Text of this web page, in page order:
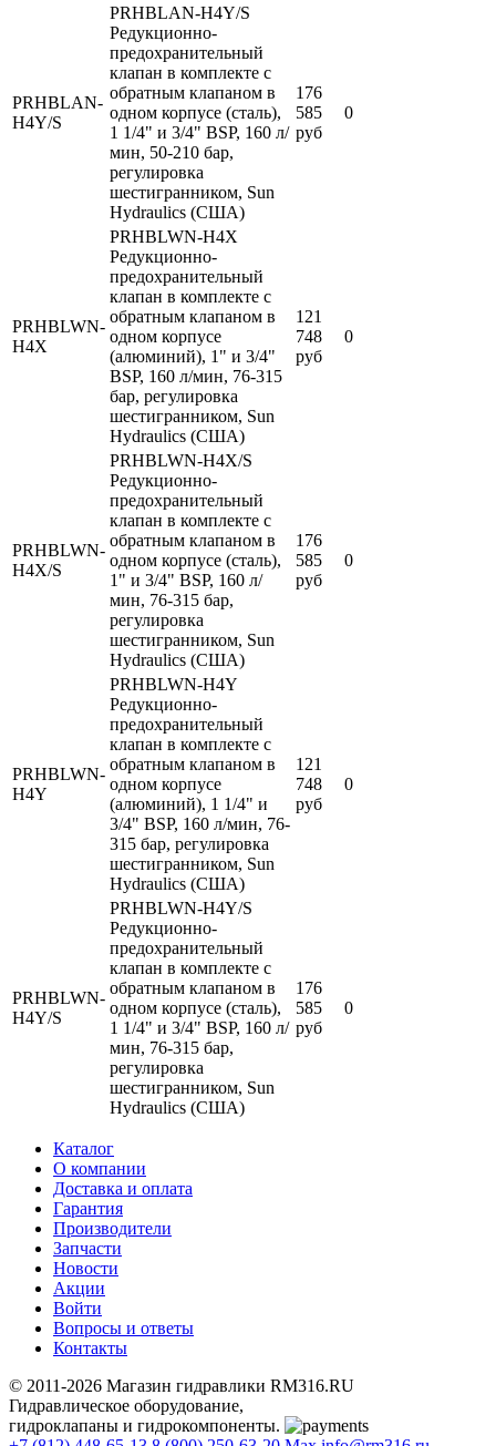
PRHBLAN-
H4Y/S
PRHBLAN-H4Y/S
Редукционно-
предохранительный
клапан в комплекте с
обратным клапаном в
одном корпусе (сталь),
1 1/4" и 3/4" BSP, 160 л/
мин, 50-210 бар,
регулировка
шестигранником, Sun
Hydraulics (США)
176
585
руб
0
PRHBLWN-
H4X
PRHBLWN-H4X
Редукционно-
предохранительный
клапан в комплекте с
обратным клапаном в
одном корпусе
(алюминий), 1" и 3/4"
BSP, 160 л/мин, 76-315
бар, регулировка
шестигранником, Sun
Hydraulics (США)
121
748
руб
0
PRHBLWN-
H4X/S
PRHBLWN-H4X/S
Редукционно-
предохранительный
клапан в комплекте с
обратным клапаном в
одном корпусе (сталь),
1" и 3/4" BSP, 160 л/
мин, 76-315 бар,
регулировка
шестигранником, Sun
Hydraulics (США)
176
585
руб
0
PRHBLWN-
H4Y
PRHBLWN-H4Y
Редукционно-
предохранительный
клапан в комплекте с
обратным клапаном в
одном корпусе
(алюминий), 1 1/4" и
3/4" BSP, 160 л/мин, 76-
315 бар, регулировка
шестигранником, Sun
Hydraulics (США)
121
748
руб
0
PRHBLWN-
H4Y/S
PRHBLWN-H4Y/S
Редукционно-
предохранительный
клапан в комплекте с
обратным клапаном в
одном корпусе (сталь),
1 1/4" и 3/4" BSP, 160 л/
мин, 76-315 бар,
регулировка
шестигранником, Sun
Hydraulics (США)
176
585
руб
0
Каталог
О компании
Доставка и оплата
Гарантия
Производители
Запчасти
Новости
Акции
Войти
Вопросы и ответы
Контакты
© 2011-2026 Магазин гидравлики RM316.RU
Гидравлическое оборудование,
гидроклапаны и гидрокомпоненты.